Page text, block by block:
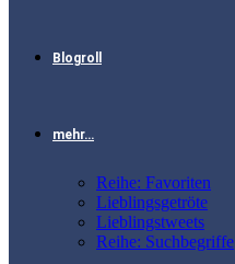
Blogroll
mehr…
Reihe: Favoriten
Lieblingsgetröte
Lieblingstweets
Reihe: Suchbegriffe